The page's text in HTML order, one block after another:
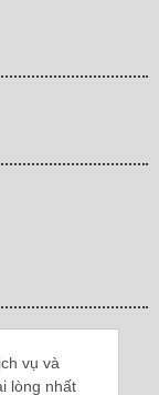
vụ và
lòng nhất